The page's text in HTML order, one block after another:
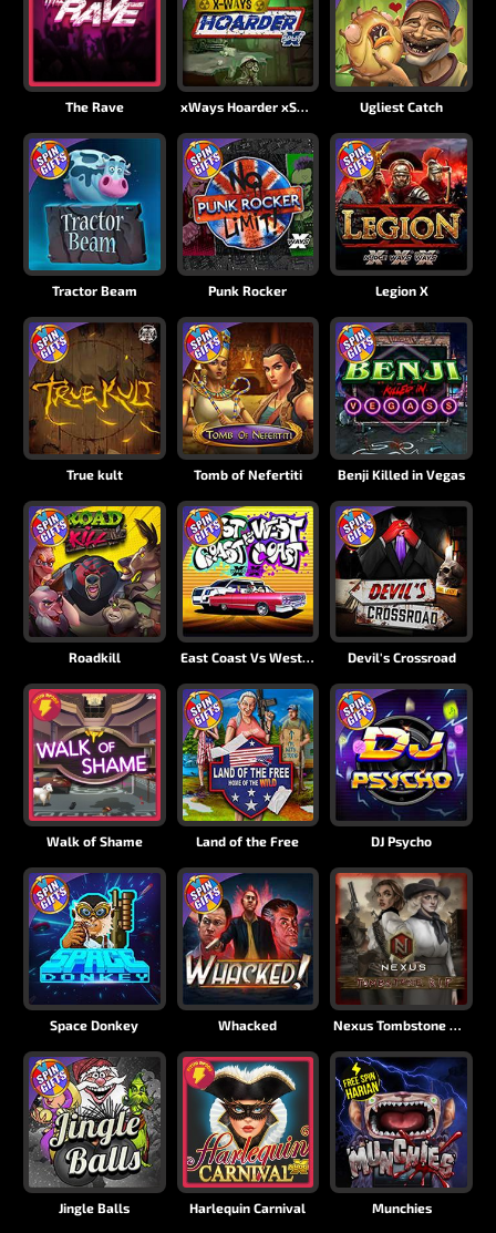
Munchies
Roadkill
Tractor Beam
Space Donkey
Land of the Free
Benji Killed in Vegas
Devil's Crossroad
Tomb of Nefertiti
Legion X
DJ Psycho
Punk Rocker
East Coast Vs West Coast
Whacked
Jingle Balls Harlequin Carnival
Walk of Shame
xWays Hoarder xSplit
True kult
Ugliest Catch
The Rave